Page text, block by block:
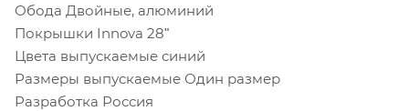
Обода Двойные, алюминий
Покрышки Innova 28ʺ
Цвета выпускаемые синий
Размеры выпускаемые Один размер
Разработка Россия